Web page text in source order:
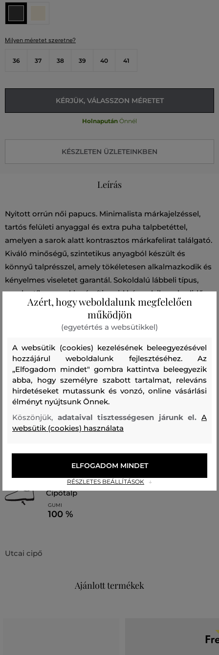
Milyen méretet szeretne?
36 37 38 39 40 41
KÉRJÜK, VÁLASSZON MÉRETET
Holnapután Önnél
KÉSZLETEN ÜZLETEINKBEN
Leírás
Nyitott orrún női papucs. Minimalista márkajelzéssel,
tartós felületi anyaggal és extra puha talpbetéttel,
amelyen a sarok alatt kontrasztos márkafelirat találgató.
Kiváló minőségű, szintetikus anyagból készült és
könnyű talprésszel, amely tökéletesen alkalmazkodik és
kényelmes viseletet garantál. Sokoldalú lábbeli típus,
amely stílusosan kiegészíti majd bármelyik szabadidős
öltözékét.
PAPUCS
Termék kódja
WFW241570-325-WW-1500
Összetétel
cipő felsőrész
POLIURETÁN
100 %
POLIURETÁN
100 %
cipőtalp
GUMI
100 %
Utcai cipő
Ajánlott termékek
Azért, hogy weboldalunk megfelelően
működjön
(egyetértés a websütikkel)
A websütik (cookies) kezelésének beleegyezésével
hozzájárul weboldalunk fejlesztéséhez. Az
„Elfogadom mindet" gombra kattintva beleegyezik
abba, hogy személyre szabott tartalmat, releváns
hirdetéseket mutassunk és vonzó, online vásárlási
élményt nyújtsunk Önnek.
Köszönjük, adataival tisztességesen járunk el.A
websütik (cookies) használata
RÉSZLETES BEÁLLÍTÁSOK
ELFOGADOM MINDET